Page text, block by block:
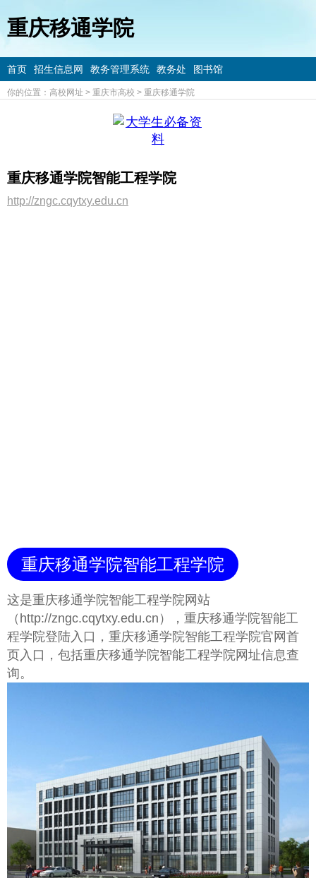
重庆移通学院
首页 招生信息网 教务管理系统 教务处 图书馆
你的位置： 高校网址 > 重庆市高校 > 重庆移通学院
重庆移通学院智能工程学院
http://zngc.cqytxy.edu.cn
重庆移通学院智能工程学院
这是重庆移通学院智能工程学院网站
（http://zngc.cqytxy.edu.cn），重庆移通学院智能工
程学院登陆入口，重庆移通学院智能工程学院官网首
页入口，包括重庆移通学院智能工程学院网址信息查
询。